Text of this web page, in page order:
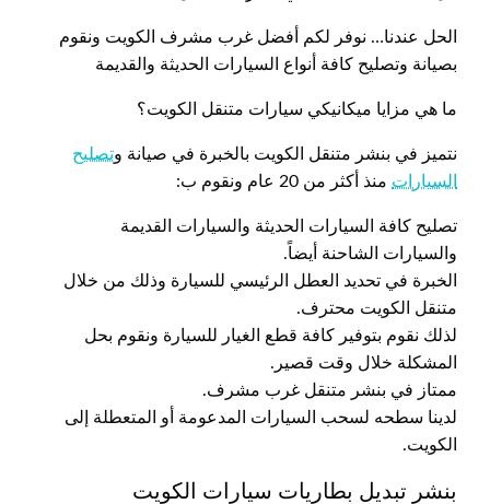
الحل عندنا… نوفر لكم أفضل غرب مشرف الكويت ونقوم
بصيانة وتصليح كافة أنواع السيارات الحديثة والقديمة
ما هي مزايا ميكانيكي سيارات متنقل الكويت؟
نتميز في بنشر متنقل الكويت بالخبرة في صيانة وتصليح
السيارات منذ أكثر من 20 عام ونقوم ب:
تصليح كافة السيارات الحديثة والسيارات القديمة
والسيارات الشاحنة أيضاً.
الخبرة في تحديد العطل الرئيسي للسيارة وذلك من خلال
متنقل الكويت محترف.
لذلك نقوم بتوفير كافة قطع الغيار للسيارة ونقوم بحل
المشكلة خلال وقت قصير.
ممتاز في بنشر متنقل غرب مشرف.
لدينا سطحه لسحب السيارات المدعومة أو المتعطلة إلى
الكويت.
بنشر تبديل بطاريات سيارات الكويت